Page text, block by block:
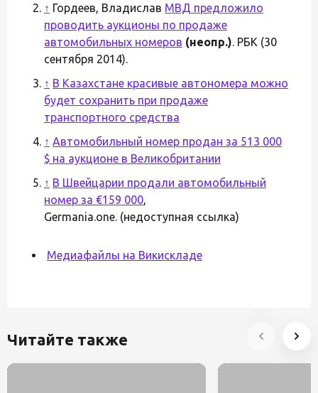
↑ Гордеев, Владислав МВД предложило
проводить аукционы по продаже
автомобильных номеров (неопр.). РБК (30
сентября 2014).
↑ В Казахстане красивые автономера можно
будет сохранить при продаже
транспортного средства
↑ Автомобильный номер продан за 513 000
$ на аукционе в Великобритании
↑ В Швейцарии продали автомобильный
номер за €159 000,
Germania.one. (недоступная ссылка)
Медиафайлы на Викискладе
Читайте также